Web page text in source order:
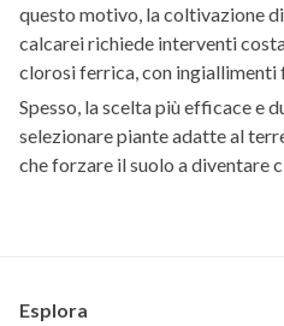
questo motivo, la coltivazione
calcarei richiede interventi
clorosi ferrica, con ingiallimenti
Spesso, la scelta più efficace e
selezionare piante adatte al
che forzare il suolo a diventare
Esplora